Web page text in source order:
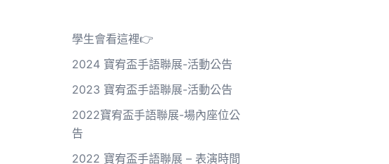
學生會看這裡👉
2024 寶宥盃手語聯展-活動公告
2023 寶宥盃手語聯展-活動公告
2022寶宥盃手語聯展-場內座位公
告
2022 寶宥盃手語聯展 – 表演時間